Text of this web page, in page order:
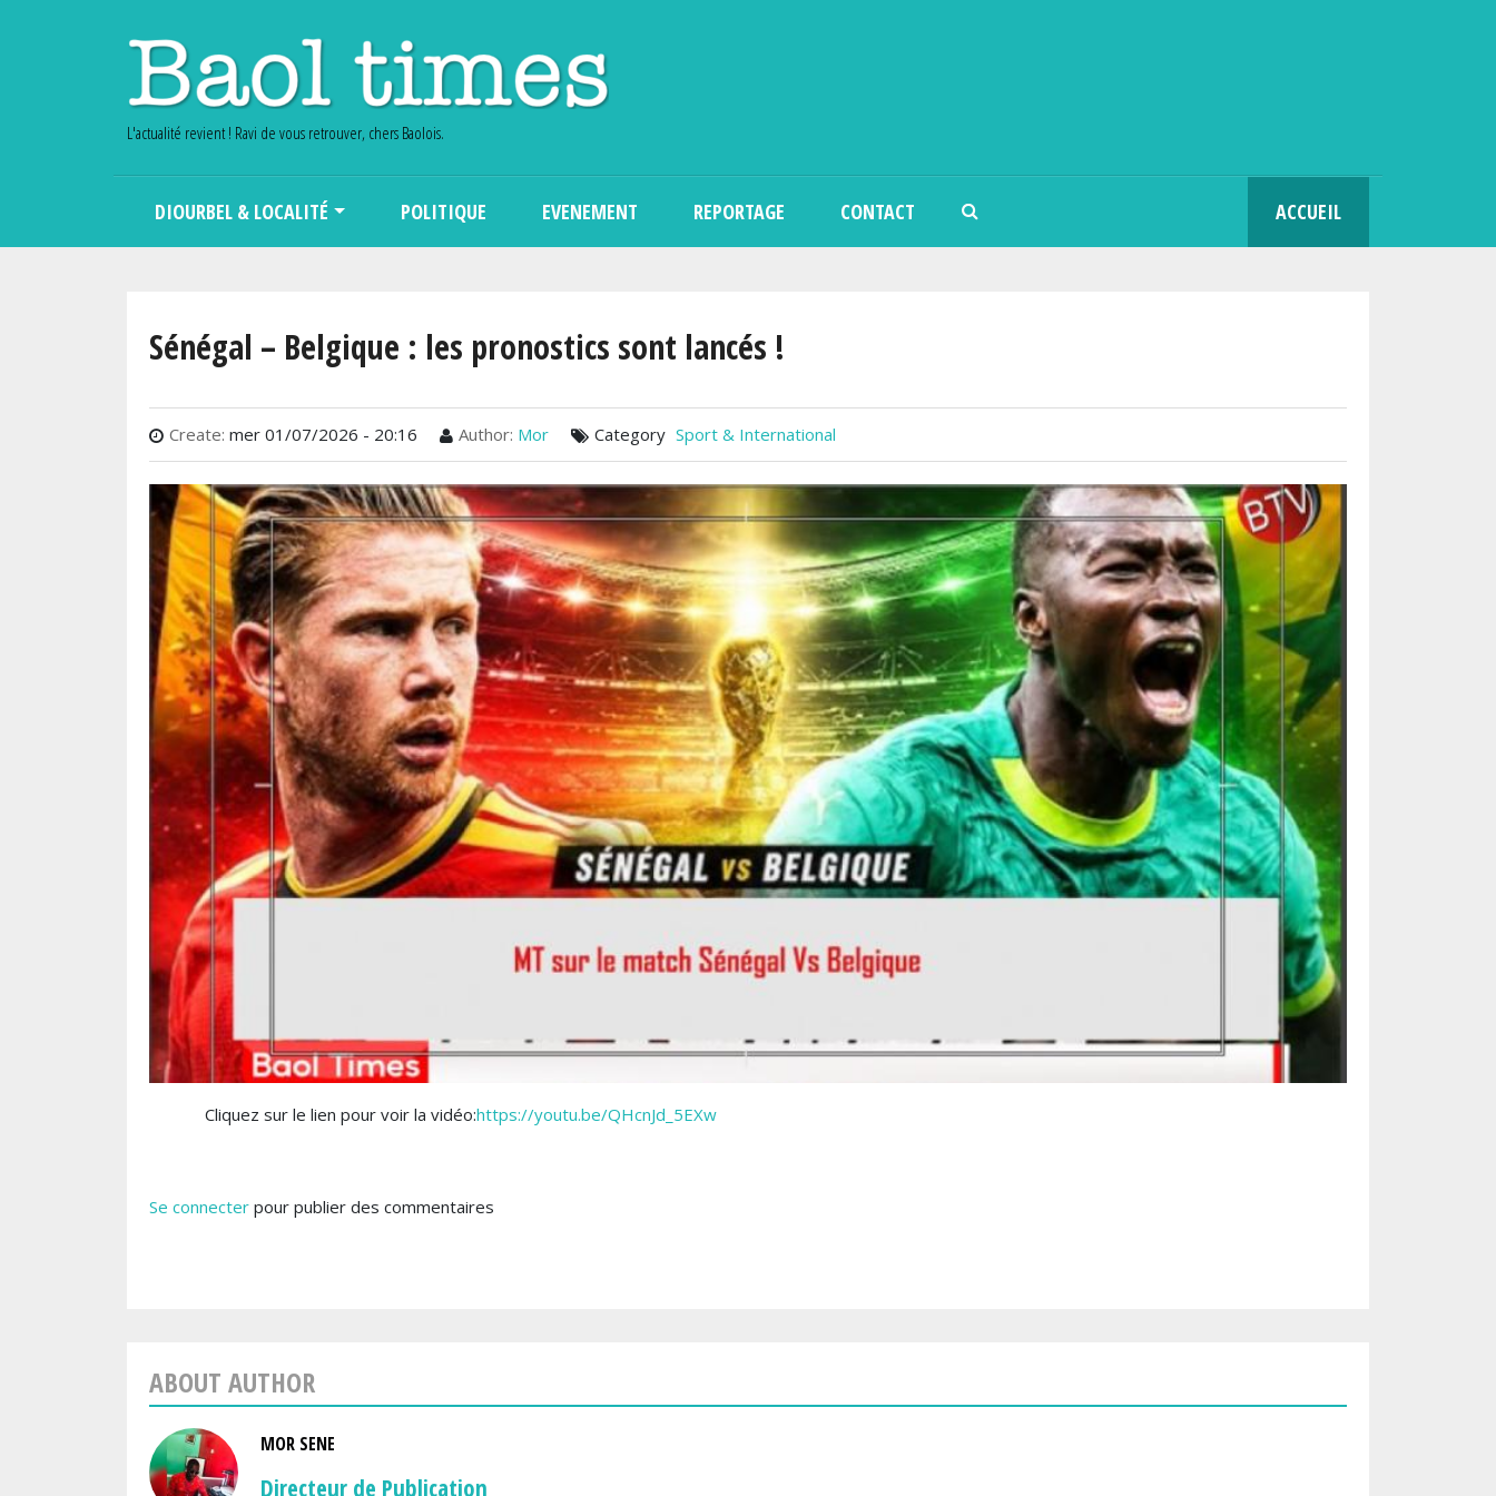
L'actualité revient ! Ravi de vous retrouver, chers Baolois.
DIOURBEL & LOCALITÉ POLITIQUE EVENEMENT REPORTAGE CONTACT ACCUEIL
Sénégal – Belgique : les pronostics sont lancés !
Create: mer 01/07/2026 - 20:16 Author: Mor Category Sport & International
Cliquez sur le lien pour voir la vidéo:https://youtu.be/QHcnJd_5EXw
Se connecter pour publier des commentaires
ABOUT AUTHOR
MOR SENE
Directeur de Publication